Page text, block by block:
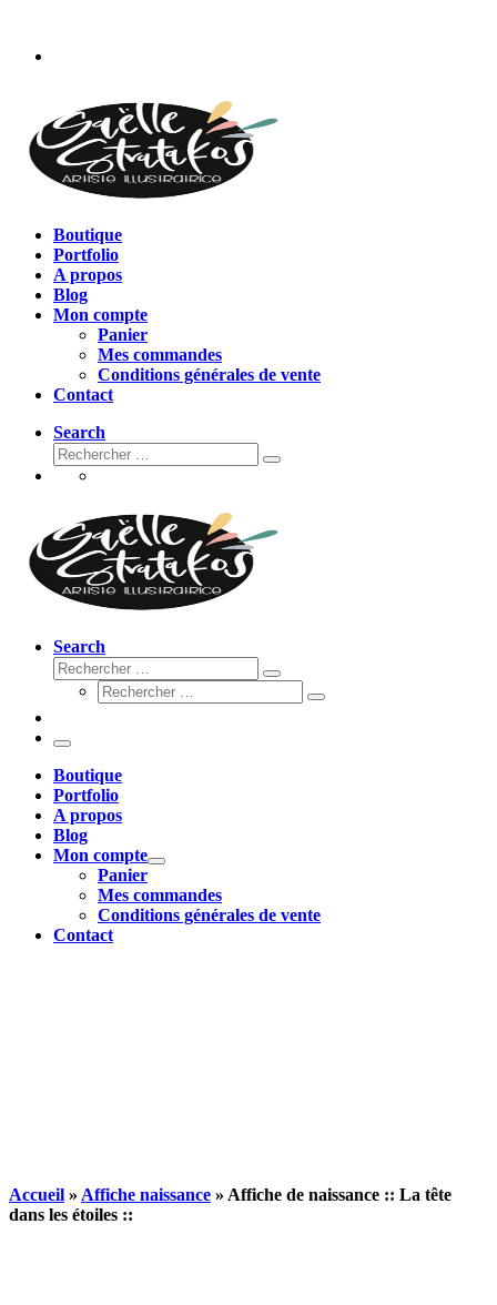
contenu
Boutique
Portfolio
A propos
Blog
Mon compte
Panier
Mes commandes
Conditions générales de vente
Contact
Search
Rechercher
Rechercher
Search
Rechercher
Rechercher
Rechercher
Rechercher
Menu
Boutique
Portfolio
A propos
Blog
Mon compte
Panier
Mes commandes
Conditions générales de vente
Contact
Accueil » Affiche naissance » Affiche de naissance :: La tête
dans les étoiles ::